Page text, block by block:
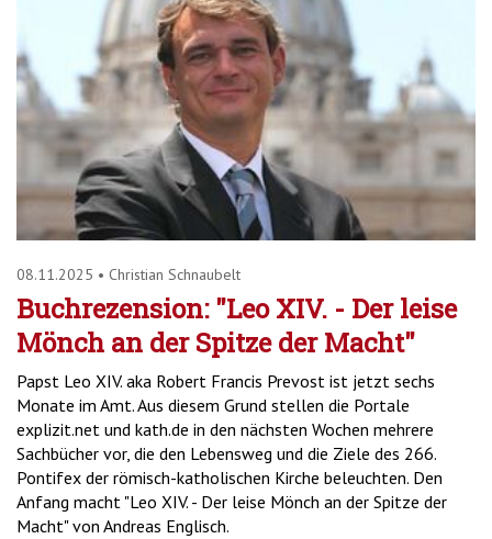
08.11.2025 • Christian Schnaubelt
Buchrezension: "Leo XIV. - Der leise
Mönch an der Spitze der Macht"
Papst Leo XIV. aka Robert Francis Prevost ist jetzt sechs
Monate im Amt. Aus diesem Grund stellen die Portale
explizit.net und kath.de in den nächsten Wochen mehrere
Sachbücher vor, die den Lebensweg und die Ziele des 266.
Pontifex der römisch-katholischen Kirche beleuchten. Den
Anfang macht "Leo XIV. - Der leise Mönch an der Spitze der
Macht" von Andreas Englisch.